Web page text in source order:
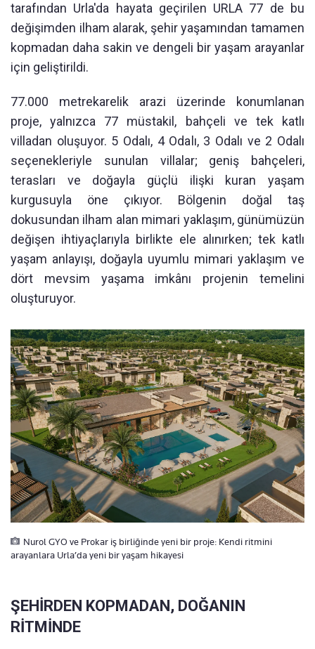
tarafından Urla'da hayata geçirilen URLA 77 de bu
değişimden ilham alarak, şehir yaşamından tamamen
kopmadan daha sakin ve dengeli bir yaşam arayanlar
için geliştirildi.
77.000 metrekarelik arazi üzerinde konumlanan
proje, yalnızca 77 müstakil, bahçeli ve tek katlı
villadan oluşuyor. 5 Odalı, 4 Odalı, 3 Odalı ve 2 Odalı
seçenekleriyle sunulan villalar; geniş bahçeleri,
terasları ve doğayla güçlü ilişki kuran yaşam
kurgusuyla öne çıkıyor. Bölgenin doğal taş
dokusundan ilham alan mimari yaklaşım, günümüzün
değişen ihtiyaçlarıyla birlikte ele alınırken; tek katlı
yaşam anlayışı, doğayla uyumlu mimari yaklaşım ve
dört mevsim yaşama imkânı projenin temelini
oluşturuyor.
Nurol GYO ve Prokar iş birliğinde yeni bir proje: Kendi ritmini
arayanlara Urla’da yeni bir yaşam hikayesi
ŞEHİRDEN KOPMADAN, DOĞANIN
RİTMİNDE